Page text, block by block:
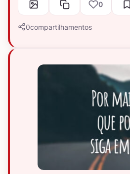
0
0compartilhamentos